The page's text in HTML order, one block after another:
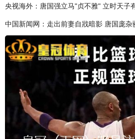
央视海外：唐国强立马"贞不雅" 立时天子
中国新闻网：走出前妻自戕暗影 唐国庞